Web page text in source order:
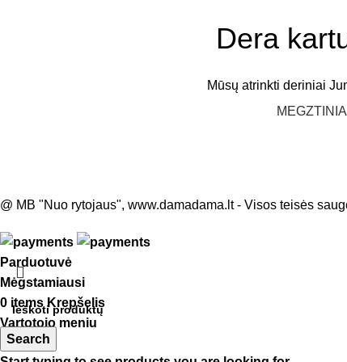
Dera
Mūsų atrinkti deriniai
MEGZTINIAI
@ MB "Nuo rytojaus", www.damadama.lt - Visos teisės
Search
Parduotuvė
Mėgstamiausi
0 items Krepšelis
Vartotojo meniu